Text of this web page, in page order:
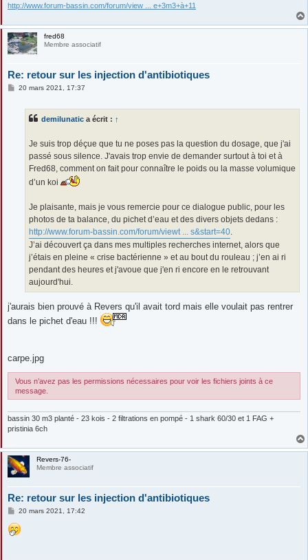
http://www.forum-bassin.com/forum/view ... e+3m3+à+11
fred68
Membre associatif
Re: retour sur les injection d'antibiotiques
M20 mars 2021, 17:37
demilunatic a écrit : ↑
Je suis trop déçue que tu ne poses pas la question du dosage, que j'ai
passé sous silence. J'avais trop envie de demander surtout à toi et à
Fred68, comment on fait pour connaître le poids ou la masse volumique
d’un koi
Je plaisante, mais je vous remercie pour ce dialogue public, pour les
photos de ta balance, du pichet d’eau et des divers objets dedans :
http://www.forum-bassin.com/forum/viewt ... s&start=40
J’ai découvert ça dans mes multiples recherches internet, alors que
j’étais en pleine « crise bactérienne » et au bout du rouleau ; j’en ai ri
pendant des heures et j'avoue que j'en ri encore en le retrouvant
aujourd'hui.
j'aurais bien prouvé à Revers qu'il avait tord mais elle voulait pas rentrer
dans le pichet d'eau !!!
carpe.jpg
Vous n’avez pas les permissions nécessaires pour voir les fichiers joints à ce
message.
bassin 30 m3 planté - 23 kois - 2 filtrations en pompé - 1 shark 60/30 et 1 FAG +
pristinia 6ch
Revers-76-
Membre associatif
Re: retour sur les injection d'antibiotiques
M
s
s
20 mars 2021, 17:42